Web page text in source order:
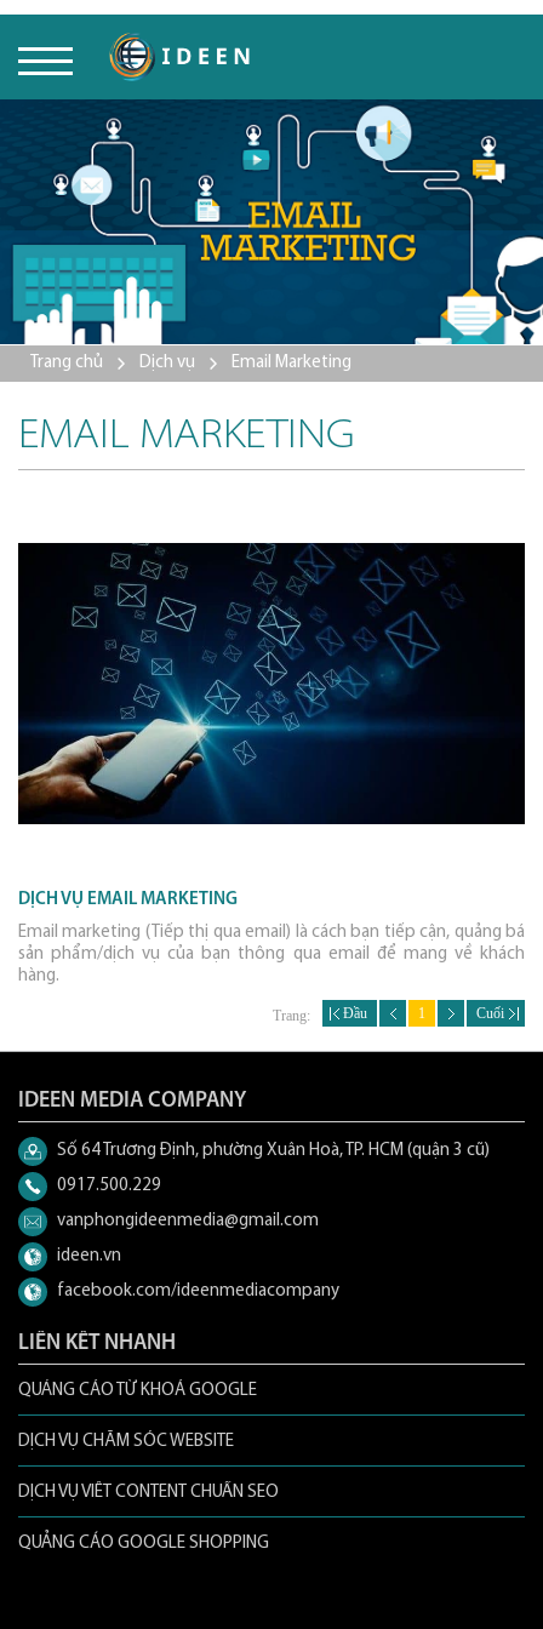
Trang chủ Dịch vụ Email Marketing
EMAIL MARKETING
DỊCH VỤ EMAIL MARKETING
Email marketing (Tiếp thị qua email) là cách bạn tiếp cận, quảng bá
sản phẩm/dịch vụ của bạn thông qua email để mang về khách
hàng.
Trang: Đầu 1 Cuối
IDEEN MEDIA COMPANY
Số 64 Trương Định, phường Xuân Hoà, TP. HCM (quận 3 cũ)
0917.500.229
vanphongideenmedia@gmail.com
ideen.vn
facebook.com/ideenmediacompany
LIÊN KẾT NHANH
QUẢNG CÁO TỪ KHOÁ GOOGLE
DỊCH VỤ CHĂM SÓC WEBSITE
DỊCH VỤ VIẾT CONTENT CHUẨN SEO
QUẢNG CÁO GOOGLE SHOPPING